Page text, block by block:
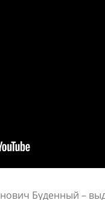
Буденный –